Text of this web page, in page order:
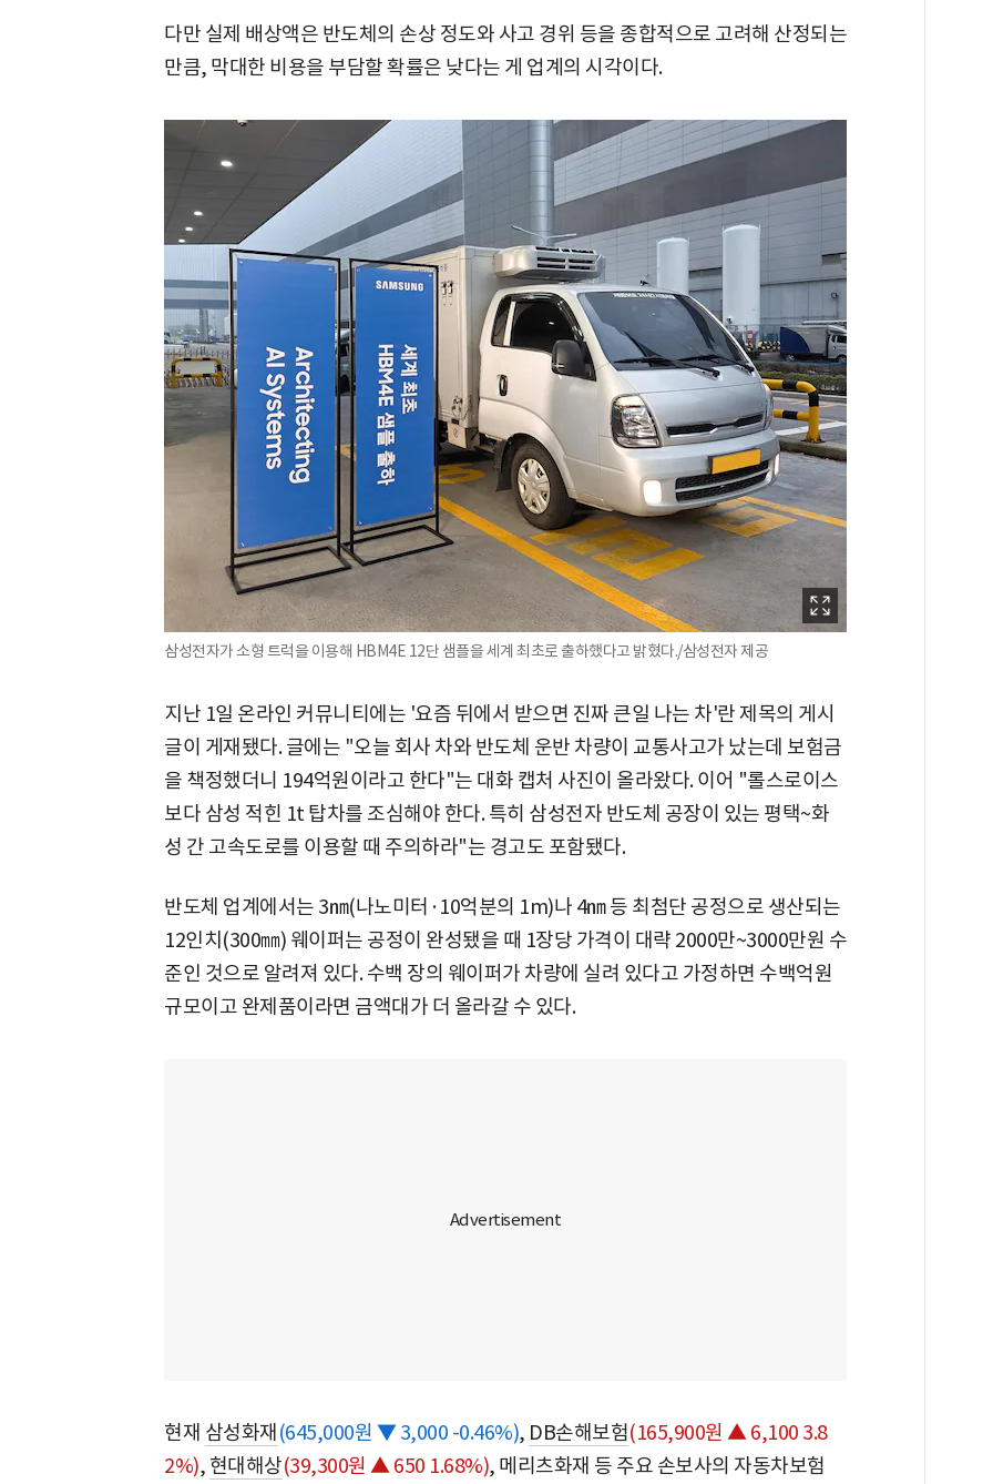
다만 실제 배상액은 반도체의 손상 정도와 사고 경위 등을 종합적으로 고려해 산정되는
만큼, 막대한 비용을 부담할 확률은 낮다는 게 업계의 시각이다.
삼성전자가 소형 트럭을 이용해 HBM4E 12단 샘플을 세계 최초로 출하했다고 밝혔다./삼성전자 제공
지난 1일 온라인 커뮤니티에는 '요즘 뒤에서 받으면 진짜 큰일 나는 차'란 제목의 게시
글이 게재됐다. 글에는 "오늘 회사 차와 반도체 운반 차량이 교통사고가 났는데 보험금
을 책정했더니 194억원이라고 한다"는 대화 캡처 사진이 올라왔다. 이어 "롤스로이스
보다 삼성 적힌 1t 탑차를 조심해야 한다. 특히 삼성전자 반도체 공장이 있는 평택~화
성 간 고속도로를 이용할 때 주의하라"는 경고도 포함됐다.
반도체 업계에서는 3㎚(나노미터·10억분의 1m)나 4㎚ 등 최첨단 공정으로 생산되는
12인치(300㎜) 웨이퍼는 공정이 완성됐을 때 1장당 가격이 대략 2000만~3000만원 수
준인 것으로 알려져 있다. 수백 장의 웨이퍼가 차량에 실려 있다고 가정하면 수백억원
규모이고 완제품이라면 금액대가 더 올라갈 수 있다.
현재 삼성화재 (645,000원 ▼ 3,000 -0.46%), DB손해보험(165,900원 ▲ 6,100 3.8
2%), 현대해상(39,300원 ▲ 650 1.68%), 메리츠화재 등 주요 손보사의 자동차보험